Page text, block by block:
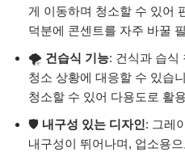
게 이동하며 청소할 수 있어
덕분에 콘센트를 자주 바꿀
🌪️ 건습식 기능: 건식과 습식
청소 상황에 대응할 수 있습
청소할 수 있어 다용도로 활
🛡️ 내구성 있는 디자인: 그레
내구성이 뛰어나며, 업소용